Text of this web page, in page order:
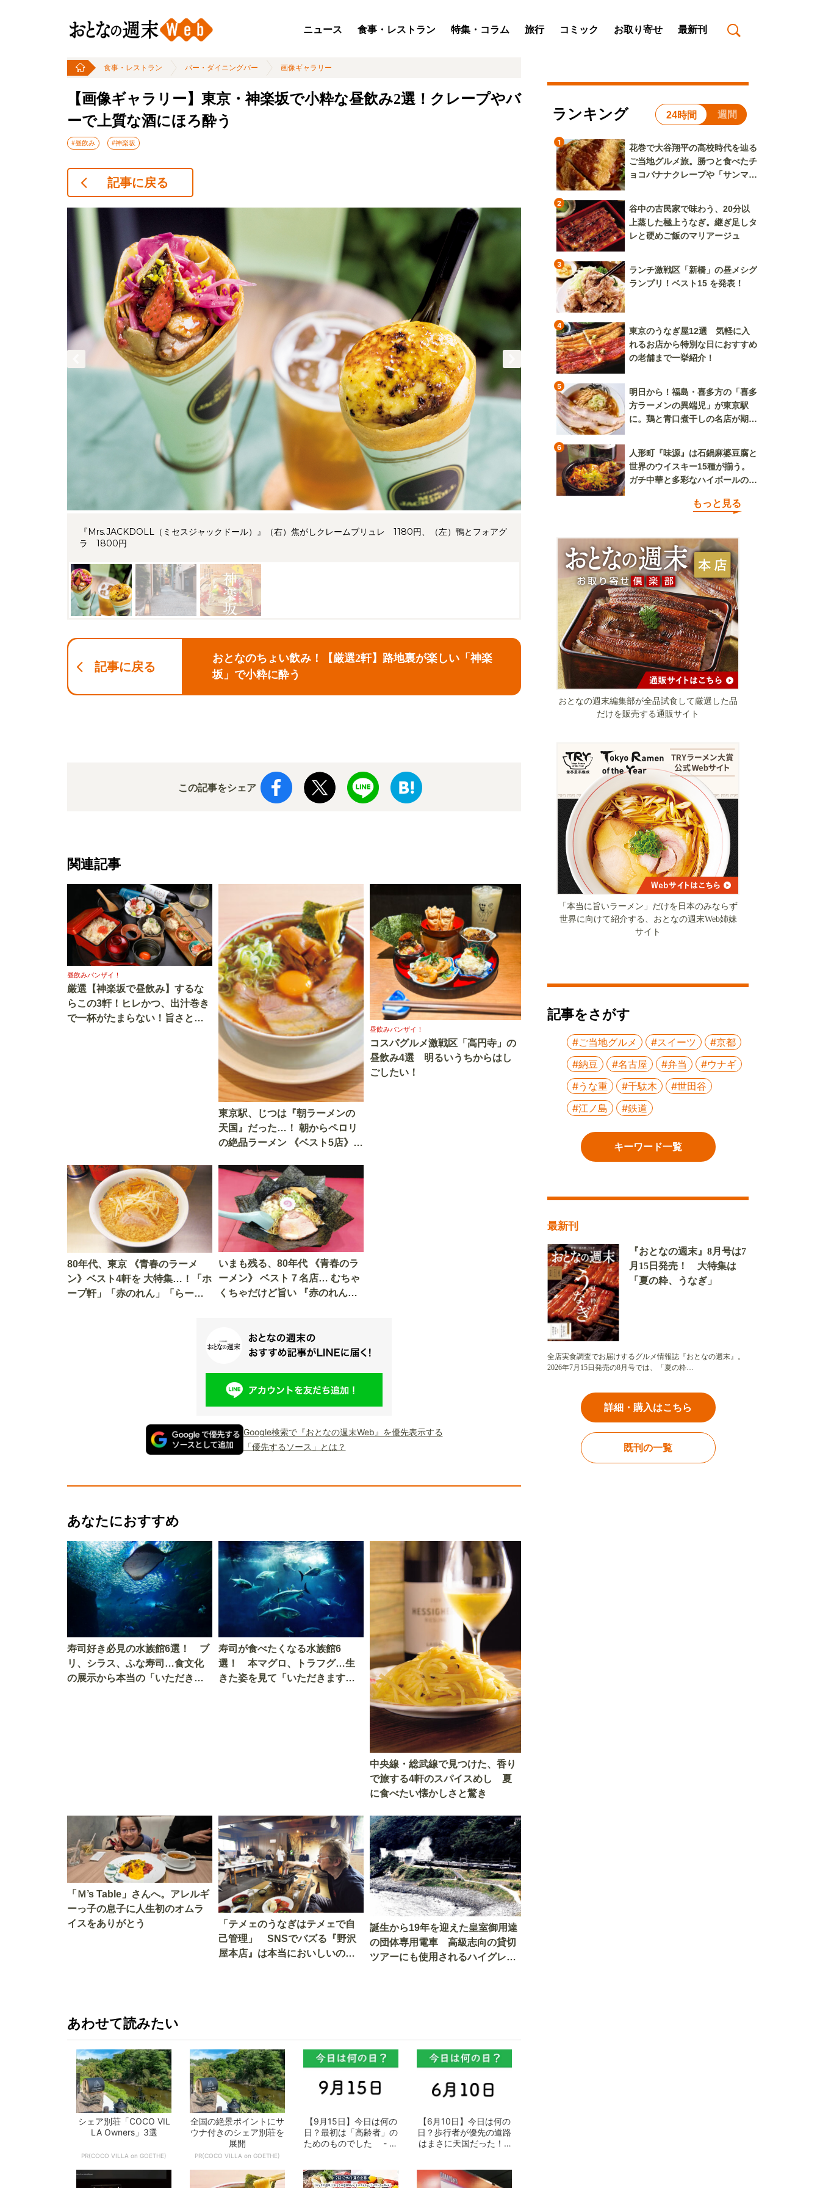
ニュース 食事・レストラン 特集・コラム 旅行 コミック お取り寄せ 最新刊
食事・レストラン バー・ダイニングバー 画像ギャラリー
【画像ギャラリー】東京・神楽坂で小粋な昼飲み2選！クレープやバ
ーで上質な酒にほろ酔う
#昼飲み #神楽坂
記事に戻る
『Mrs.JACKDOLL（ミセスジャックドール）』（右）焦がしクレームブリュレ 1180円、（左）鴨とフォアグ
ラ 1800円
記事に戻る
おとなのちょい飲み！【厳選2軒】路地裏が楽しい「神楽
坂」で小粋に酔う
この記事をシェア
関連記事
昼飲みバンザイ！
厳選【神楽坂で昼飲み】するな
らこの3軒！ヒレかつ、出汁巻き
で一杯がたまらない！旨さとコ
東京駅、じつは『朝ラーメンの
天国』だった…！ 朝からペロリ
の絶品ラーメン 《ベスト5店》
昼飲みバンザイ！
コスパグルメ激戦区「高円寺」の
昼飲み4選 明るいうちからはし
ごしたい！
80年代、東京 《青春のラーメ
ン》ベスト4軒を 大特集…！「ホ
ープ軒」「赤のれん」「らーめ
いまも残る、80年代 《青春のラ
ーメン》 ベスト７名店… むちゃ
くちゃだけど旨い 『赤のれん』
Google検索で『おとなの週末Web』を優先表示する
「優先するソース」とは？
あなたにおすすめ
寿司好き必見の水族館6選！ ブ
リ、シラス、ふな寿司…食文化
の展示から本当の「いただきま
寿司が食べたくなる水族館6
選！ 本マグロ、トラフグ…生
きた姿を見て「いただきます」
中央線・総武線で見つけた、香り
で旅する4軒のスパイスめし 夏
に食べたい懐かしさと驚き
「Ｍ’s Table」さんへ。アレルギ
ーっ子の息子に人生初のオムラ
イスをありがとう
「テメェのうなぎはテメェで自
己管理」 SNSでバズる『野沢
屋本店』は本当においしいの
誕生から19年を迎えた皇室御用達
の団体専用電車 高級志向の貸切
ツアーにも使用されるハイグレー
あわせて読みたい
シェア別荘「COCO VIL
LA Owners」3選
PR(COCO VILLA on GOETHE)
全国の絶景ポイントにサ
ウナ付きのシェア別荘を
展開
PR(COCO VILLA on GOETHE)
【9月15日】今日は何の
日？最初は「高齢者」の
ためのものでした - お
【6月10日】今日は何の
日？歩行者が優先の道路
はまさに天国だった！ -
ランキング 24時間 週間
1
花巻で大谷翔平の高校時代を辿る
ご当地グルメ旅。勝つと食べたチ
ョコバナナクレープや「サンマー
2
谷中の古民家で味わう、20分以
上蒸した極上うなぎ。継ぎ足しタ
レと硬めご飯のマリアージュ
3
ランチ激戦区「新橋」の昼メシグ
ランプリ！ベスト15 を発表！
4
東京のうなぎ屋12選 気軽に入
れるお店から特別な日におすすめ
の老舗まで一挙紹介！
5
明日から！福島・喜多方の「喜多
方ラーメンの異端児」が東京駅
に。鶏と青口煮干しの名店が期間
6
人形町『味源』は石鍋麻婆豆腐と
世界のウイスキー15種が揃う。
ガチ中華と多彩なハイボールの組
もっと見る
おとなの週末編集部が全品試食して厳選した品
だけを販売する通販サイト
「本当に旨いラーメン」だけを日本のみならず
世界に向けて紹介する、おとなの週末Web姉妹
サイト
記事をさがす
#ご当地グルメ #スイーツ
#京都
#納豆
#名古屋 #弁当
#ウナギ
#うな重
#千駄木
#世田谷
#江ノ島
#鉄道
キーワード一覧
最新刊
『おとなの週末』8月号は7
月15日発売！ 大特集は
「夏の粋、うなぎ」
全店実食調査でお届けするグルメ情報誌『おとなの週末』。
2026年7月15日発売の8月号では、「夏の粋…
詳細・購入はこちら
既刊の一覧